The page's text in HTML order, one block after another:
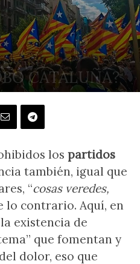
CATALUÑA?
los partidos
también, igual que
“cosas veredes,
lo contrario. Aquí, en
existencia de
que fomentan y
dolor, eso que